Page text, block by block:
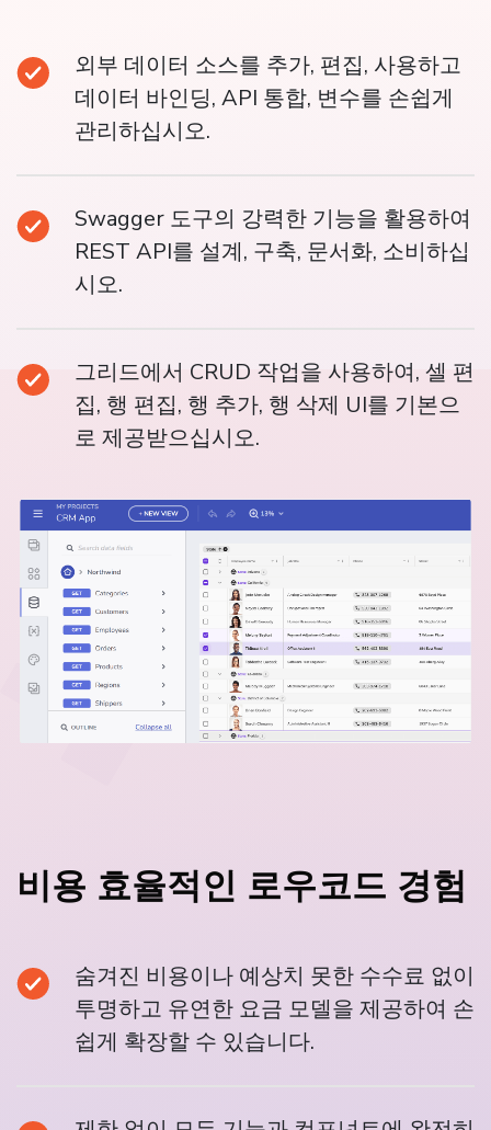
외부 데이터 소스를 추가, 편집, 사용하고
데이터 바인딩, API 통합, 변수를 손쉽게
관리하십시오.
Swagger 도구의 강력한 기능을 활용하여
REST API를 설계, 구축, 문서화, 소비하십
시오.
그리드에서 CRUD 작업을 사용하여, 셀 편
집, 행 편집, 행 추가, 행 삭제 UI를 기본으
로 제공받으십시오.
비용 효율적인 로우코드 경험
숨겨진 비용이나 예상치 못한 수수료 없이
투명하고 유연한 요금 모델을 제공하여 손
쉽게 확장할 수 있습니다.